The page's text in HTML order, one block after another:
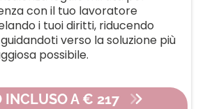
con il tuo lavoratore
i tuoi diritti, riducendo
verso la soluzione più
possibile.
INCLUSO A € 217